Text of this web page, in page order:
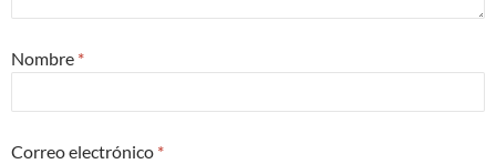
Nombre *
Correo electrónico *